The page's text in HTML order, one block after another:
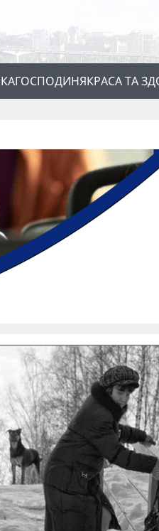
ГОСПОДИНЯКРАСА ТА